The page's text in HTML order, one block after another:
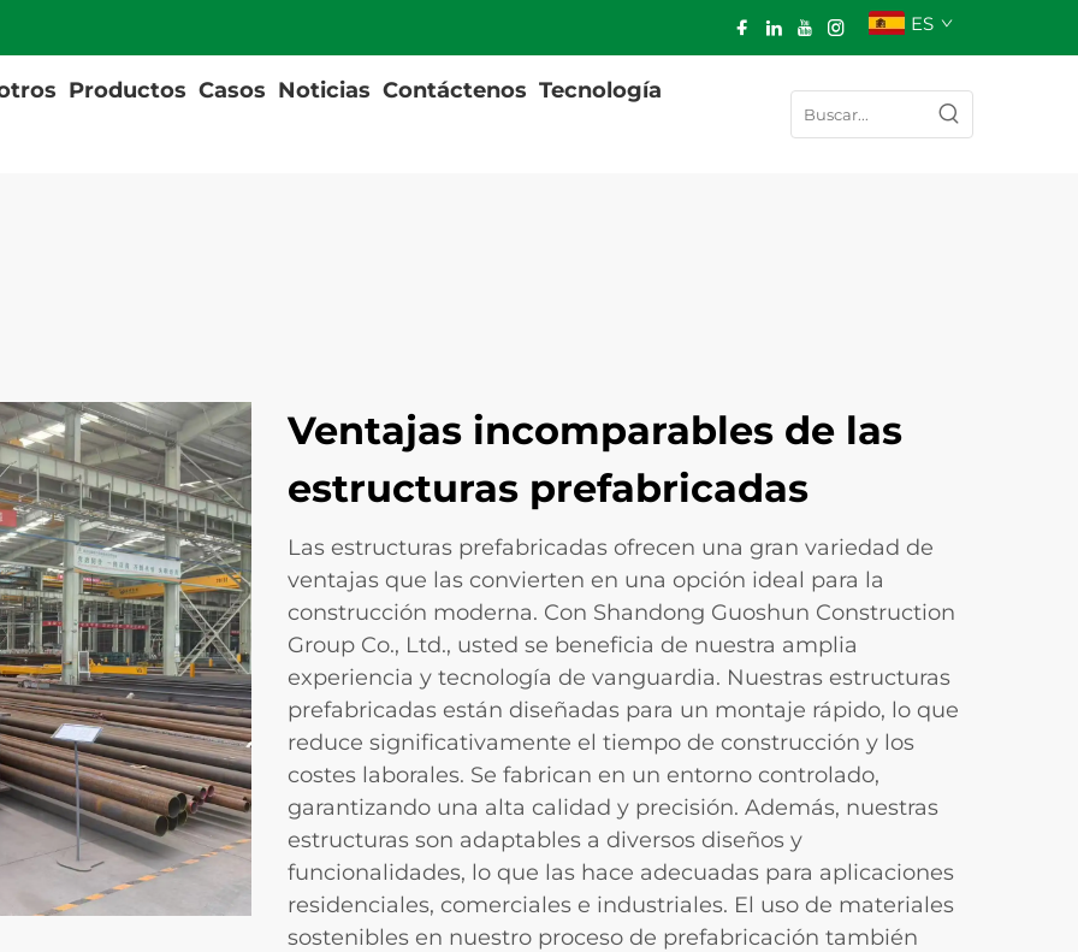
ES
Productos Casos Noticias Contáctenos Tecnología
Ventajas incomparables de las
estructuras prefabricadas
Las estructuras prefabricadas ofrecen una gran variedad de
ventajas que las convierten en una opción ideal para la
construcción moderna. Con Shandong Guoshun Construction
Group Co., Ltd., usted se beneficia de nuestra amplia
experiencia y tecnología de vanguardia. Nuestras estructuras
prefabricadas están diseñadas para un montaje rápido, lo que
reduce significativamente el tiempo de construcción y los
costes laborales. Se fabrican en un entorno controlado,
garantizando una alta calidad y precisión. Además, nuestras
estructuras son adaptables a diversos diseños y
funcionalidades, lo que las hace adecuadas para aplicaciones
residenciales, comerciales e industriales. El uso de materiales
sostenibles en nuestro proceso de prefabricación también